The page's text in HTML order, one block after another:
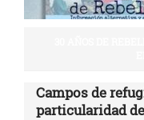
Campos de
particularidad